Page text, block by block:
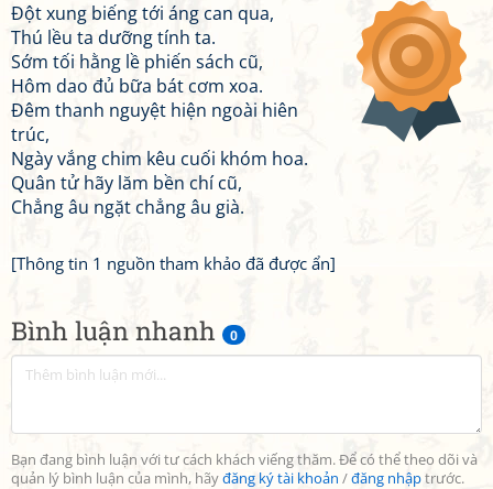
Bình luận nhanh 0
Bạn đang bình luận với tư cách khách viếng thăm. Để có thể theo dõi và
quản lý bình luận của mình, hãyđăng ký tài khoản /đăng nhậptrước.
Đột xung biếng tới áng can qua,
Thú lều ta dưỡng tính ta.
Sớm tối hằng lề phiến sách cũ,
Hôm dao đủ bữa bát cơm xoa.
Đêm thanh nguyệt hiện ngoài hiên
trúc,
Ngày vắng chim kêu cuối khóm hoa.
Quân tử hãy lăm bền chí cũ,
Chẳng âu ngặt chẳng âu già.
[Thông tin 1 nguồn tham khảo đã được ẩn]